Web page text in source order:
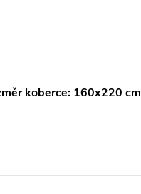
koberce: 160x220 cm